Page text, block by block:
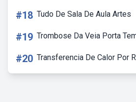
#18 Tudo De Sala De Aula Artes
#19 Trombose Da Veia Porta
#20 Transferencia De Calor Por